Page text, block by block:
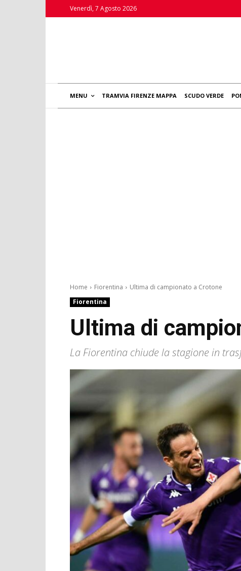
Venerdì, 7 Agosto 2026
MENU TRAMVIA FIRENZE MAPPA SCUDO VERDE
Home Fiorentina
Ultima di campionato a Crotone
Fiorentina
Ultima di
La Fiorentina chiude la stagione in